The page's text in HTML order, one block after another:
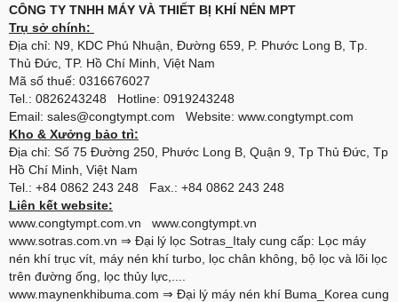
CÔNG TY TNHH MÁY VÀ THIẾT BỊ KHÍ NÉN MPT
Trụ sở chính:
Địa chỉ: N9, KDC Phú Nhuận, Đường 659, P. Phước Long B, Tp.
Thủ Đức, TP. Hồ Chí Minh, Việt Nam
Mã số thuế: 0316676027
Tel.: 0826243248 Hotline: 0919243248
Email: sales@congtympt.com Website: www.congtympt.com
Kho & Xưởng bảo trì:
Địa chỉ: Số 75 Đường 250, Phước Long B, Quận 9, Tp Thủ Đức, Tp
Hồ Chí Minh, Việt Nam
Tel.: +84 0862 243 248 Fax.: +84 0862 243 248
Liên kết website:
www.congtympt.com.vn
www.congtympt.vn
www.sotras.com.vn ⇒ Đại lý lọc Sotras_Italy cung cấp: Lọc máy
nén khí trục vít, máy nén khí turbo, lọc chân không, bộ lọc và lõi lọc
trên đường ống, lọc thủy lực,....
www.maynenkhibuma.com ⇒ Đại lý máy nén khí Buma_Korea cung